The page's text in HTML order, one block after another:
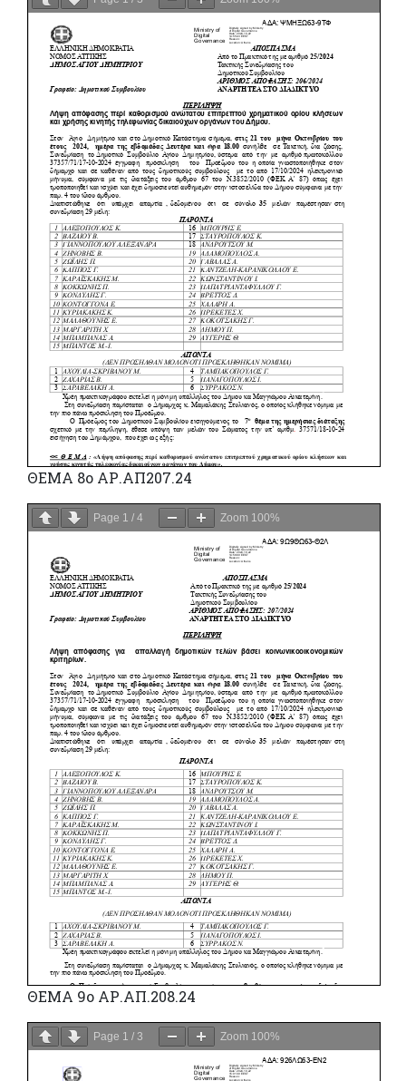
ΘΕΜΑ 8ο ΑΡ.ΑΠ207.24
Page 1 / 4 Zoom 100%
ΘΕΜΑ 9ο ΑΡ.ΑΠ.208.24
Page 1 / 3 Zoom 100%